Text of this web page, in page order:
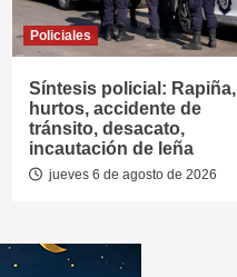
Policiales
Síntesis policial: Rapiña,
hurtos, accidente de
tránsito, desacato,
incautación de leña
jueves 6 de agosto de 2026